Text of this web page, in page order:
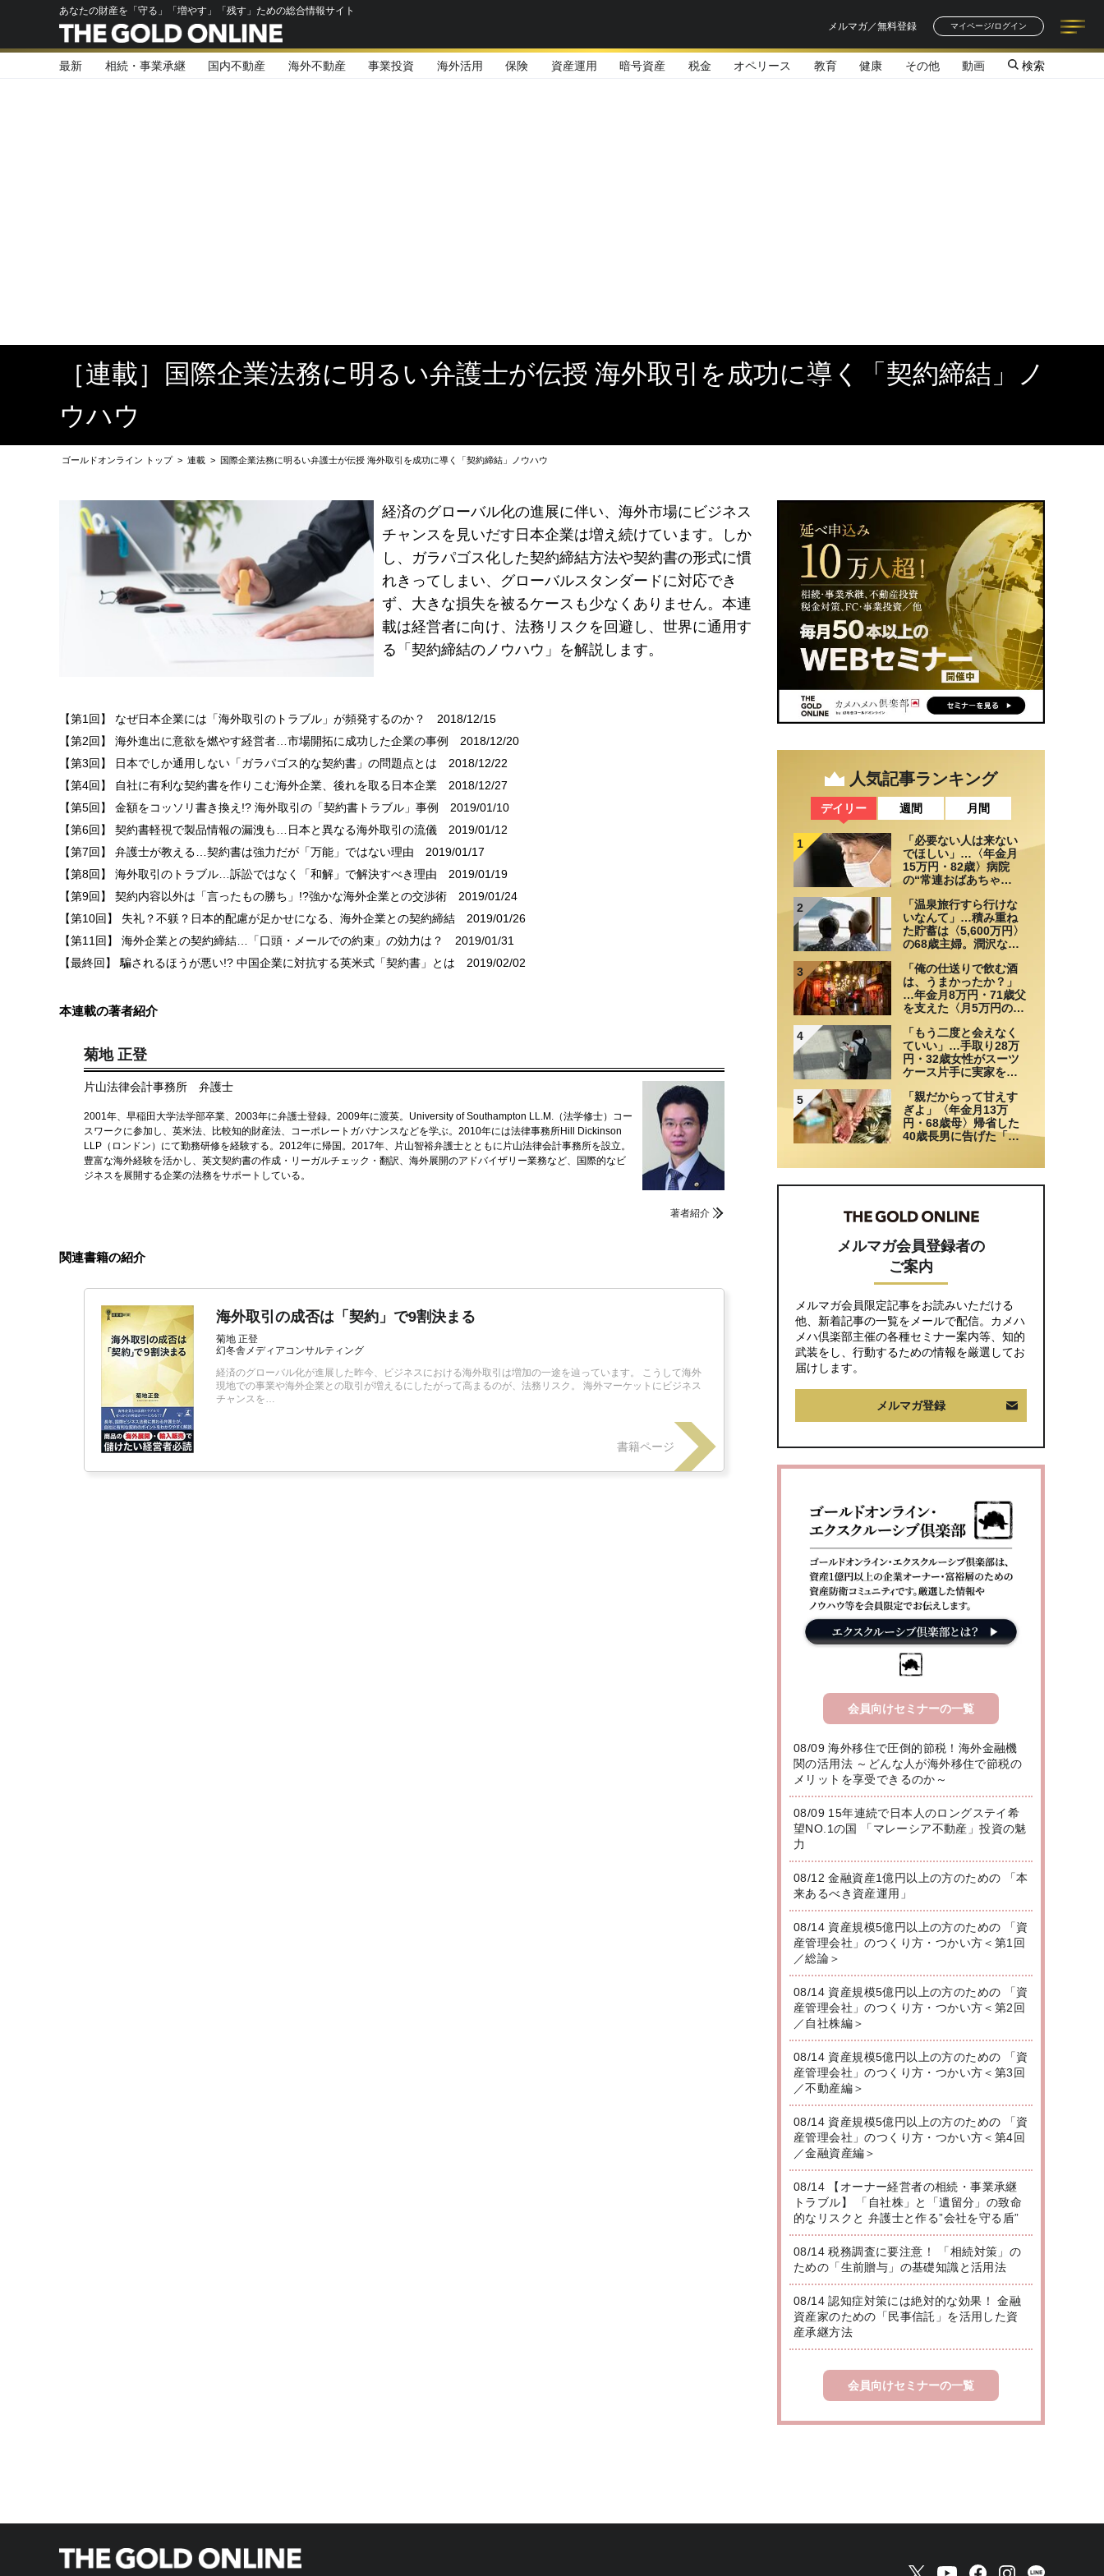
あなたの財産を「守る」「増やす」「残す」ための総合情報サイト
メルマガ／無料登録
マイページ/ログイン
記事一覧
著者一覧
最新 相続・事業承継 国内不動産 海外不動産 事業投資 海外活用 保険 資産運用 暗号資産 税金 オペリース 教育 健康 その他 動画 検索
［連載］国際企業法務に明るい弁護士が伝授 海外取引を成功に導く「契約締結」ノ
ウハウ
ゴールドオンライン トップ > 連載 > 国際企業法務に明るい弁護士が伝授 海外取引を成功に導く「契約締結」ノウハウ
経済のグローバル化の進展に伴い、海外市場にビジネス
チャンスを見いだす日本企業は増え続けています。しか
し、ガラパゴス化した契約締結方法や契約書の形式に慣
れきってしまい、グローバルスタンダードに対応でき
ず、大きな損失を被るケースも少なくありません。本連
載は経営者に向け、法務リスクを回避し、世界に通用す
る「契約締結のノウハウ」を解説します。
【第1回】 なぜ日本企業には「海外取引のトラブル」が頻発するのか？
2018/12/15
【第2回】 海外進出に意欲を燃やす経営者…市場開拓に成功した企業の事例
2018/12/20
【第3回】 日本でしか通用しない「ガラパゴス的な契約書」の問題点とは 2018/12/22
【第4回】 自社に有利な契約書を作りこむ海外企業、後れを取る日本企業 2018/12/27
【第5回】 金額をコッソリ書き換え!? 海外取引の「契約書トラブル」事例
2019/01/10
【第6回】 契約書軽視で製品情報の漏洩も…日本と異なる海外取引の流儀 2019/01/12
【第7回】 弁護士が教える…契約書は強力だが「万能」ではない理由 2019/01/17
【第8回】 海外取引のトラブル…訴訟ではなく「和解」で解決すべき理由 2019/01/19
【第9回】 契約内容以外は「言ったもの勝ち」!?強かな海外企業との交渉術 2019/01/24
【第10回】 失礼？不躾？日本的配慮が足かせになる、海外企業との契約締結 2019/01/26
【第11回】 海外企業との契約締結…「口頭・メールでの約束」の効力は？
2019/01/31
【最終回】 騙されるほうが悪い!? 中国企業に対抗する英米式「契約書」とは 2019/02/02
本連載の著者紹介
菊地 正登
片山法律会計事務所 弁護士
2001年、早稲田大学法学部卒業、2003年に弁護士登録。2009年に渡英。University of Southampton LL.M.（法学修士）コー
スワークに参加し、英米法、比較知的財産法、コーポレートガバナンスなどを学ぶ。2010年には法律事務所Hill Dickinson
LLP（ロンドン）にて勤務研修を経験する。2012年に帰国。2017年、片山智裕弁護士とともに片山法律会計事務所を設立。
豊富な海外経験を活かし、英文契約書の作成・リーガルチェック・翻訳、海外展開のアドバイザリー業務など、国際的なビ
ジネスを展開する企業の法務をサポートしている。
著者紹介
関連書籍の紹介
海外取引の成否は「契約」で9割決まる
菊地 正登
幻冬舎メディアコンサルティング
経済のグローバル化が進展した昨今、ビジネスにおける海外取引は増加の一途を辿っています。 こうして海外
現地での事業や海外企業との取引が増えるにしたがって高まるのが、法務リスク。 海外マーケットにビジネス
チャンスを…
書籍ページ
人気記事ランキング
デイリー 週間 月間
1
「必要ない人は来ない
でほしい」…〈年金月
15万円・82歳〉病院
の“常連おばあちゃ
社員の本音。それでも
通い続ける理由
2
「温泉旅行すら行けな
いなんて」…積み重ね
た貯蓄は〈5,600万円〉
の68歳主婦。潤沢な老
「馬鹿だった」肩を落
とす理由
3
「俺の仕送りで飲む酒
は、うまかったか？」
…年金月8万円・71歳父
を支えた〈月5万円の援
4
「もう二度と会えなく
ていい」…手取り28万
円・32歳女性がスーツ
ケース片手に実家を飛
は66歳母の「背筋の凍
る一言」
5
「親だからって甘えす
ぎよ」〈年金月13万
円・68歳母〉帰省した
40歳長男に告げた「も
メルマガ会員登録者の
ご案内
メルマガ会員限定記事をお読みいただける
他、新着記事の一覧をメールで配信。カメハ
メハ倶楽部主催の各種セミナー案内等、知的
武装をし、行動するための情報を厳選してお
届けします。
メルマガ登録
会員向けセミナーの一覧
08/09 海外移住で圧倒的節税！海外金融機
関の活用法 ～どんな人が海外移住で節税の
メリットを享受できるのか～
08/09 15年連続で日本人のロングステイ希
望NO.1の国 「マレーシア不動産」投資の魅
力
08/12 金融資産1億円以上の方のための 「本
来あるべき資産運用」
08/14 資産規模5億円以上の方のための 「資
産管理会社」のつくり方・つかい方＜第1回
／総論＞
08/14 資産規模5億円以上の方のための 「資
産管理会社」のつくり方・つかい方＜第2回
／自社株編＞
08/14 資産規模5億円以上の方のための 「資
産管理会社」のつくり方・つかい方＜第3回
／不動産編＞
08/14 資産規模5億円以上の方のための 「資
産管理会社」のつくり方・つかい方＜第4回
／金融資産編＞
08/14 【オーナー経営者の相続・事業承継
トラブル】 「自社株」と「遺留分」の致命
的なリスクと 弁護士と作る”会社を守る盾”
08/14 税務調査に要注意！ 「相続対策」の
ための「生前贈与」の基礎知識と活用法
08/14 認知症対策には絶対的な効果！ 金融
資産家のための「民事信託」を活用した資
産承継方法
会員向けセミナーの一覧